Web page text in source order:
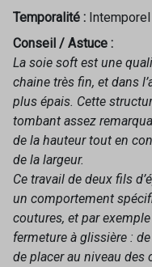
Temporalité : Intemporel
Conseil / Astuce :
La soie soft est une
chaine très fin, et dans
plus épais. Cette
tombant assez
de la hauteur tout en
de la largeur.
Ce travail de deux fils
un comportement
coutures, et par
fermeture à glissière :
de placer au niveau des